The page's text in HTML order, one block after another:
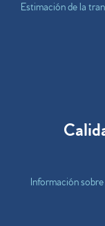
Estimación de la
Información sobre